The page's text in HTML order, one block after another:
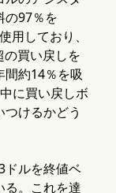
の97％を
用しており、
買い戻しを
間約14％を吸
に買い戻しボ
けるかどう
ドルを終値ベ
る。これを達